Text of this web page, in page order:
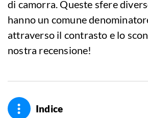
di camorra. Queste sfere
hanno un comune
attraverso il contrasto e lo
nostra recensione!
Indice